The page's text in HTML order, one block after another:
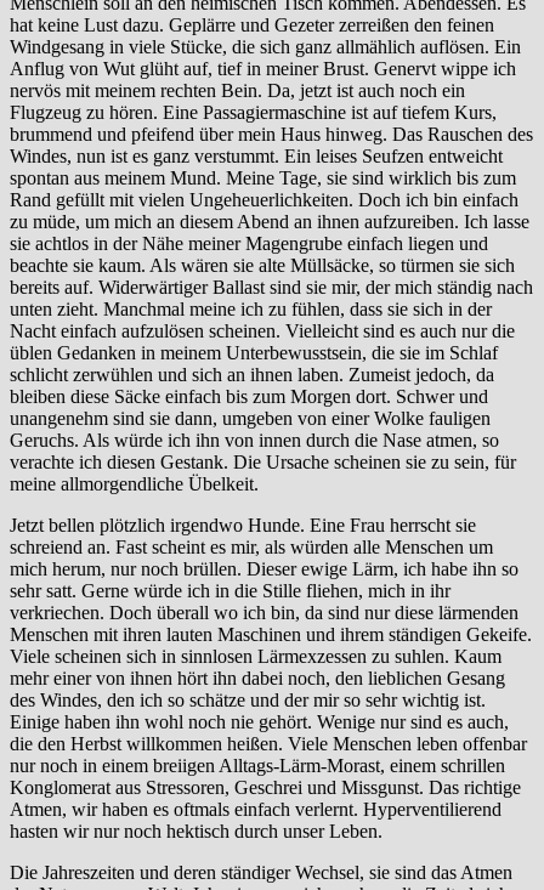
hat keine Lust dazu. Geplärre und Gezeter zerreißen den feinen
Windgesang in viele Stücke, die sich ganz allmählich auflösen. Ein
Anflug von Wut glüht auf, tief in meiner Brust. Genervt wippe ich
nervös mit meinem rechten Bein. Da, jetzt ist auch noch ein
Flugzeug zu hören. Eine Passagiermaschine ist auf tiefem Kurs,
brummend und pfeifend über mein Haus hinweg. Das Rauschen des
Windes, nun ist es ganz verstummt. Ein leises Seufzen entweicht
spontan aus meinem Mund. Meine Tage, sie sind wirklich bis zum
Rand gefüllt mit vielen Ungeheuerlichkeiten. Doch ich bin einfach
zu müde, um mich an diesem Abend an ihnen aufzureiben. Ich lasse
sie achtlos in der Nähe meiner Magengrube einfach liegen und
beachte sie kaum. Als wären sie alte Müllsäcke, so türmen sie sich
bereits auf. Widerwärtiger Ballast sind sie mir, der mich ständig nach
unten zieht. Manchmal meine ich zu fühlen, dass sie sich in der
Nacht einfach aufzulösen scheinen. Vielleicht sind es auch nur die
üblen Gedanken in meinem Unterbewusstsein, die sie im Schlaf
schlicht zerwühlen und sich an ihnen laben. Zumeist jedoch, da
bleiben diese Säcke einfach bis zum Morgen dort. Schwer und
unangenehm sind sie dann, umgeben von einer Wolke fauligen
Geruchs. Als würde ich ihn von innen durch die Nase atmen, so
verachte ich diesen Gestank. Die Ursache scheinen sie zu sein, für
meine allmorgendliche Übelkeit.
Jetzt bellen plötzlich irgendwo Hunde. Eine Frau herrscht sie
schreiend an. Fast scheint es mir, als würden alle Menschen um
mich herum, nur noch brüllen. Dieser ewige Lärm, ich habe ihn so
sehr satt. Gerne würde ich in die Stille fliehen, mich in ihr
verkriechen. Doch überall wo ich bin, da sind nur diese lärmenden
Menschen mit ihren lauten Maschinen und ihrem ständigen Gekeife.
Viele scheinen sich in sinnlosen Lärmexzessen zu suhlen. Kaum
mehr einer von ihnen hört ihn dabei noch, den lieblichen Gesang
des Windes, den ich so schätze und der mir so sehr wichtig ist.
Einige haben ihn wohl noch nie gehört. Wenige nur sind es auch,
die den Herbst willkommen heißen. Viele Menschen leben offenbar
nur noch in einem breiigen Alltags-Lärm-Morast, einem schrillen
Konglomerat aus Stressoren, Geschrei und Missgunst. Das richtige
Atmen, wir haben es oftmals einfach verlernt. Hyperventilierend
hasten wir nur noch hektisch durch unser Leben.
Die Jahreszeiten und deren ständiger Wechsel, sie sind das Atmen